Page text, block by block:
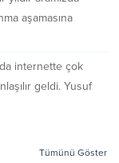
aşamasına
internette çok
geldi. Yusuf
Tümünü Göster